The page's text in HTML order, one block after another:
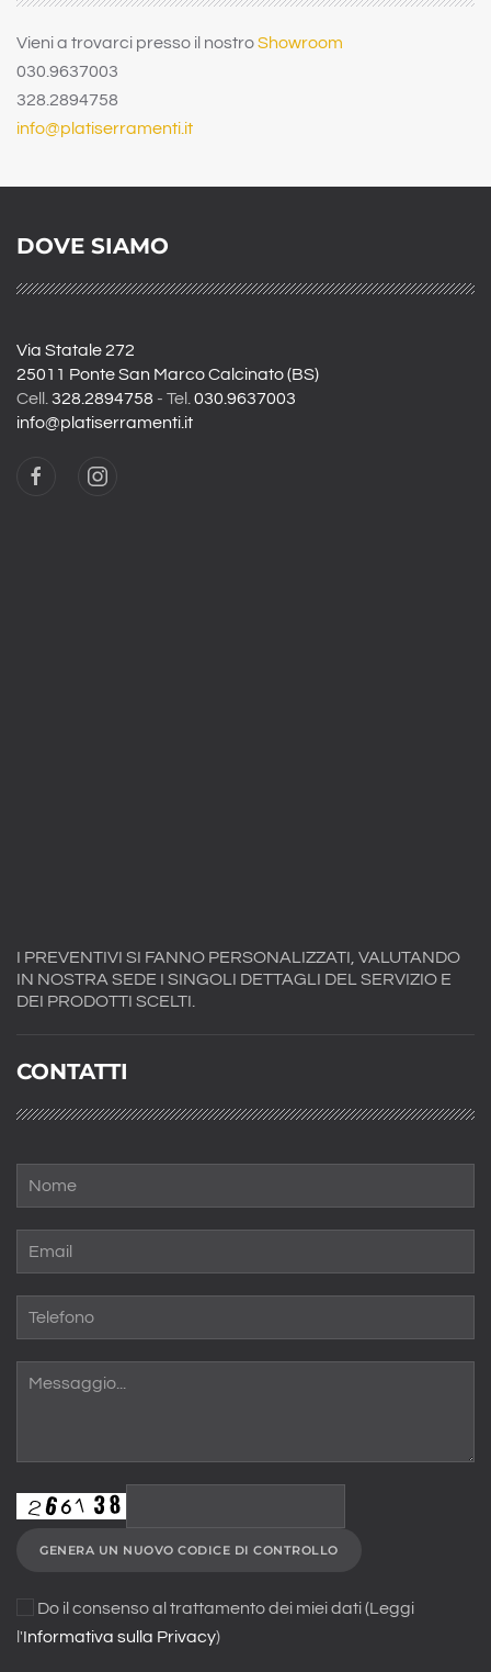
Vieni a trovarci presso il nostroShowroom
030.9637003
328.2894758
info@platiserramenti.it
DOVE SIAMO
Via Statale 272
25011 Ponte San Marco Calcinato (BS)
Cell. 328.2894758 - Tel. 030.9637003
info@platiserramenti.it
I PREVENTIVI SI FANNO PERSONALIZZATI, VALUTANDO
IN NOSTRA SEDE I SINGOLI DETTAGLI DEL SERVIZIO E
DEI PRODOTTI SCELTI.
CONTATTI
GENERA UN NUOVO CODICE DI CONTROLLO
Do il consenso al trattamento dei miei dati (Leggi
l'Informativa sulla Privacy)